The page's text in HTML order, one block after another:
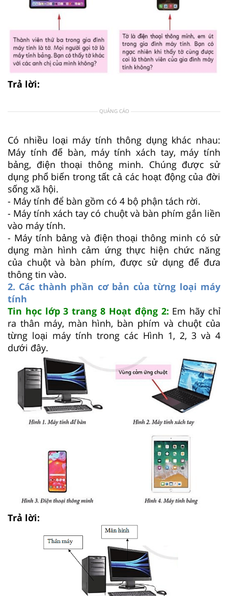
Trả lời:
QUẢNG CÁO
Có nhiều loại máy tính thông dụng khác nhau:
Máy tính để bàn, máy tính xách tay, máy tính
bảng, điện thoại thông minh. Chúng được sử
dụng phổ biến trong tất cả các hoạt động của đời
sống xã hội.
- Máy tính để bàn gồm có 4 bộ phận tách rời.
- Máy tính xách tay có chuột và bàn phím gắn liền
vào máy tính.
- Máy tính bảng và điện thoại thông minh có sử
dụng màn hình cảm ứng thực hiện chức năng
của chuột và bàn phím, được sử dụng để đưa
thông tin vào.
2. Các thành phần cơ bản của từng loại máy
tính
Tin học lớp 3 trang 8 Hoạt động 2: Em hãy chỉ
ra thân máy, màn hình, bàn phím và chuột của
từng loại máy tính trong các Hình 1, 2, 3 và 4
dưới đây.
Trả lời: